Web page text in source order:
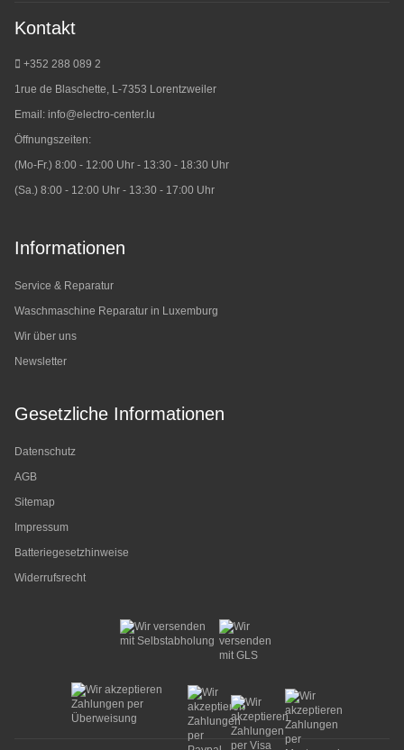
Kontakt
+352 288 089 2
1rue de Blaschette, L-7353 Lorentzweiler
Email: info@electro-center.lu
Öffnungszeiten:
(Mo-Fr.) 8:00 - 12:00 Uhr - 13:30 - 18:30 Uhr
(Sa.) 8:00 - 12:00 Uhr - 13:30 - 17:00 Uhr
Informationen
Service & Reparatur
Waschmaschine Reparatur in Luxemburg
Wir über uns
Newsletter
Gesetzliche Informationen
Datenschutz
AGB
Sitemap
Impressum
Batteriegesetzhinweise
Widerrufsrecht